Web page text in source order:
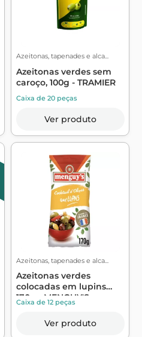
Azeitonas, tapenades e alca...
Azeitonas verdes sem
caroço, 100g - TRAMIER
Caixa de 20 peças
Ver produto
Azeitonas, tapenades e alca...
Azeitonas verdes
colocadas em lupins
170g - MENGUY'S
Caixa de 12 peças
Ver produto